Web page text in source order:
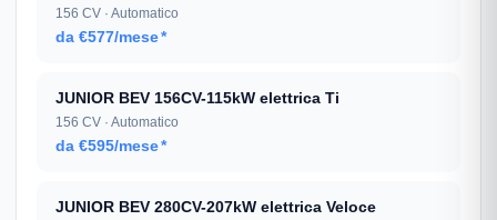
156 CV · Automatico
da €577/mese*
JUNIOR BEV 156CV-115kW elettrica Ti
156 CV · Automatico
da €595/mese*
JUNIOR BEV 280CV-207kW elettrica Veloce